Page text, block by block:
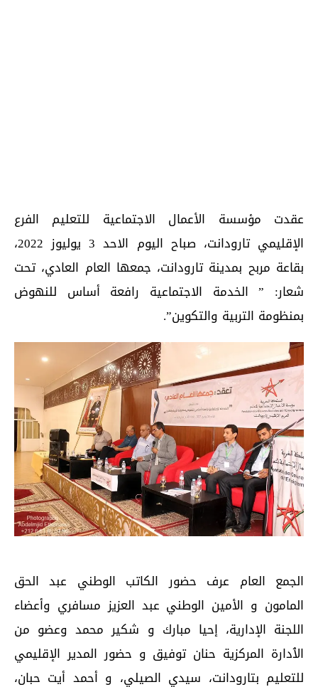
عقدت مؤسسة الأعمال الاجتماعية للتعليم الفرع
الإقليمي تارودانت، صباح اليوم الاحد 3 يوليوز 2022،
بقاعة مربح بمدينة تارودانت، جمعها العام العادي، تحت
شعار: ” الخدمة الاجتماعية رافعة أساس للنهوض
بمنظومة التربية والتكوين”.
الجمع العام عرف حضور الكاتب الوطني عبد الحق
المامون و الأمين الوطني عبد العزيز مسافري وأعضاء
اللجنة الإدارية، إحيا مبارك و شكير محمد وعضو من
الٱدارة المركزية حنان توفيق و حضور المدير الإقليمي
للتعليم بتارودانت، سيدي الصيلي، و أحمد أيت حبان،